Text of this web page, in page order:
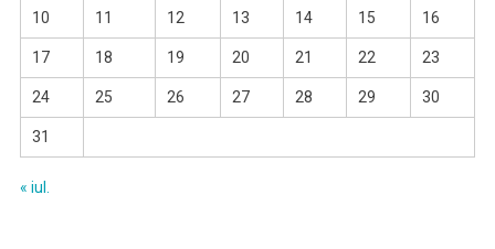
10 11 12 13 14 15 16
17 18 19 20 21 22 23
24 25 26 27 28 29 30
31
« iul.